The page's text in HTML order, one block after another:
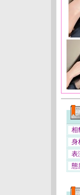
相
身
表
態